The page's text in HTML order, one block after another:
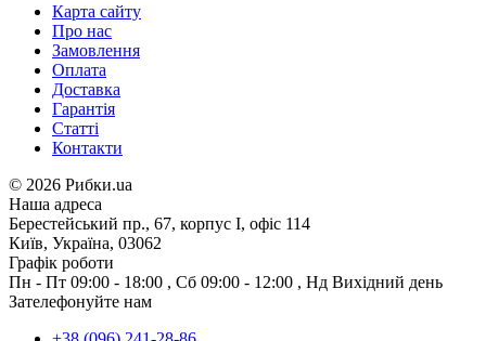
Карта сайту
Про нас
Замовлення
Оплата
Доставка
Гарантія
Статті
Контакти
© 2026 Рибки.ua
Наша адреса
Берестейський пр., 67, корпус І, офіс 114
Київ, Україна, 03062
Графік роботи
Пн - Пт 09:00 - 18:00 , Сб 09:00 - 12:00 , Нд Вихідний день
Зателефонуйте нам